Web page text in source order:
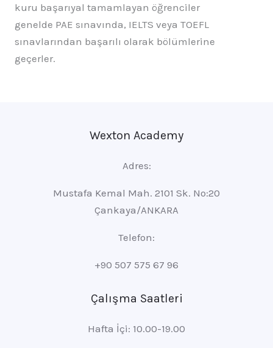
kuru başarıyal tamamlayan öğrenciler
genelde PAE sınavında, IELTS veya TOEFL
sınavlarından başarılı olarak bölümlerine
geçerler.
Wexton Academy
Adres:
Mustafa Kemal Mah. 2101 Sk. No:20
Çankaya/ANKARA
Telefon:
+90 507 575 67 96
Çalışma Saatleri
Hafta İçi: 10.00-19.00